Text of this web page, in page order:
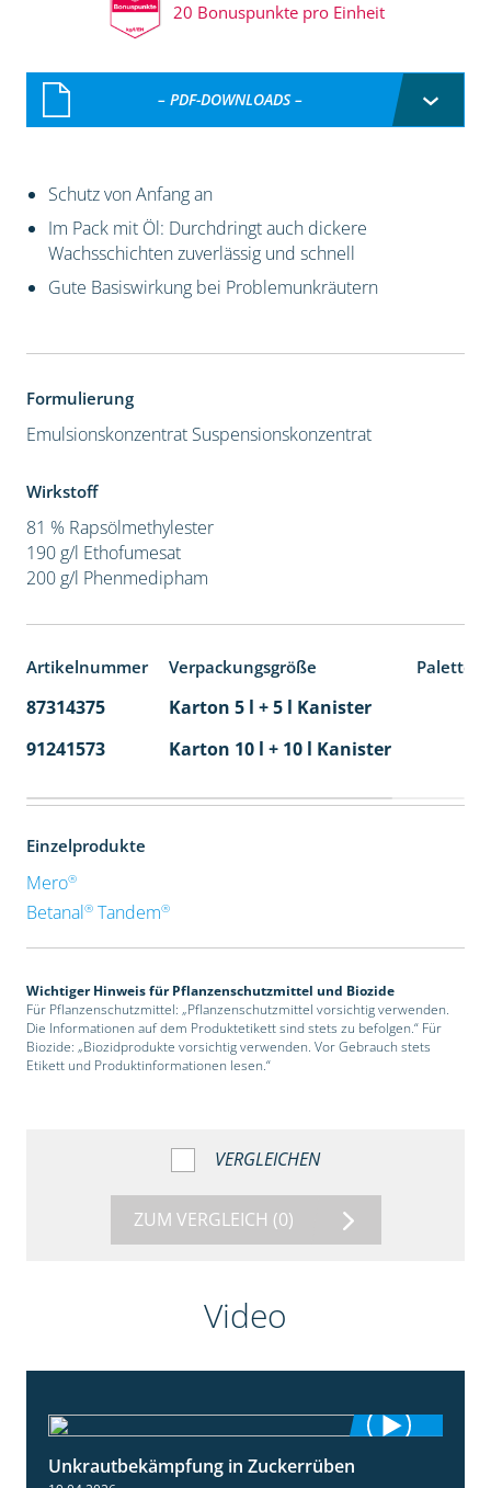
20 Bonuspunkte pro Einheit
– PDF-DOWNLOADS –
Schutz von Anfang an
Im Pack mit Öl: Durchdringt auch dickere
Wachsschichten zuverlässig und schnell
Gute Basiswirkung bei Problemunkräutern
Formulierung
Emulsionskonzentrat Suspensionskonzentrat
Wirkstoff
81 % Rapsölmethylester
190 g/l Ethofumesat
200 g/l Phenmedipham
Artikelnummer Verpackungsgröße
87314375 Karton 5 l + 5 l Kanister
91241573
Karton 10 l + 10 l Kanister
Einzelprodukte
Mero®
Betanal®Tandem®
Wichtiger Hinweis für Pflanzenschutzmittel und Biozide
Für Pflanzenschutzmittel: „Pflanzenschutzmittel vorsichtig verwenden.
Die Informationen auf dem Produktetikett sind stets zu befolgen.“ Für
Biozide: „Biozidprodukte vorsichtig verwenden. Vor Gebrauch stets
Etikett und Produktinformationen lesen.“
VERGLEICHEN
ZUM VERGLEICH (0)
Video
Unkrautbekämpfung in Zuckerrüben